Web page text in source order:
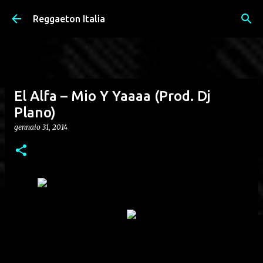
Passa ai contenuti principali
Reggaeton Italia
El Alfa – Mio Y Yaaaa (Prod. Dj
Plano)
gennaio 31, 2014